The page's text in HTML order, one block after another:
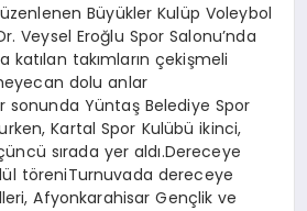
Büyükler Kulüp Voleybol
Veysel Eroğlu Spor Salonu’nda
katılan takımların çekişmeli
dolu anlar
sonunda Yüntaş Belediye Spor
Kartal Spor Kulübü ikinci,
sırada yer aldı.Dereceye
töreniTurnuvada dereceye
Afyonkarahisar Gençlik ve